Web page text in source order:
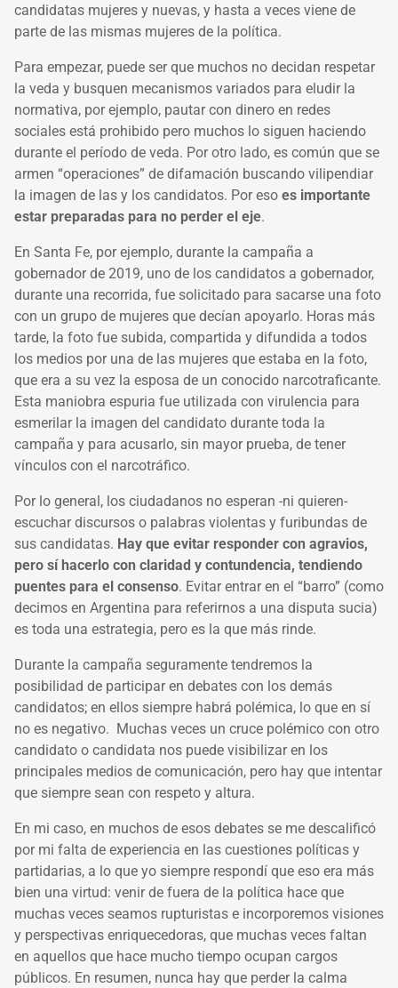
candidatas mujeres y nuevas, y hasta a veces viene de
parte de las mismas mujeres de la política.
Para empezar, puede ser que muchos no decidan respetar
la veda y busquen mecanismos variados para eludir la
normativa, por ejemplo, pautar con dinero en redes
sociales está prohibido pero muchos lo siguen haciendo
durante el período de veda. Por otro lado, es común que se
armen “operaciones” de difamación buscando vilipendiar
la imagen de las y los candidatos. Por eso es importante
estar preparadas para no perder el eje.
En Santa Fe, por ejemplo, durante la campaña a
gobernador de 2019, uno de los candidatos a gobernador,
durante una recorrida, fue solicitado para sacarse una foto
con un grupo de mujeres que decían apoyarlo. Horas más
tarde, la foto fue subida, compartida y difundida a todos
los medios por una de las mujeres que estaba en la foto,
que era a su vez la esposa de un conocido narcotraficante.
Esta maniobra espuria fue utilizada con virulencia para
esmerilar la imagen del candidato durante toda la
campaña y para acusarlo, sin mayor prueba, de tener
vínculos con el narcotráfico.
Por lo general, los ciudadanos no esperan -ni quieren-
escuchar discursos o palabras violentas y furibundas de
sus candidatas. Hay que evitar responder con agravios,
pero sí hacerlo con claridad y contundencia, tendiendo
puentes para el consenso. Evitar entrar en el “barro” (como
decimos en Argentina para referirnos a una disputa sucia)
es toda una estrategia, pero es la que más rinde.
Durante la campaña seguramente tendremos la
posibilidad de participar en debates con los demás
candidatos; en ellos siempre habrá polémica, lo que en sí
no es negativo. Muchas veces un cruce polémico con otro
candidato o candidata nos puede visibilizar en los
principales medios de comunicación, pero hay que intentar
que siempre sean con respeto y altura.
En mi caso, en muchos de esos debates se me descalificó
por mi falta de experiencia en las cuestiones políticas y
partidarias, a lo que yo siempre respondí que eso era más
bien una virtud: venir de fuera de la política hace que
muchas veces seamos rupturistas e incorporemos visiones
y perspectivas enriquecedoras, que muchas veces faltan
en aquellos que hace mucho tiempo ocupan cargos
públicos. En resumen, nunca hay que perder la calma